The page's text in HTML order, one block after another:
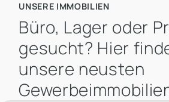
UNSERE IMMOBILIEN
Büro, Lager oder
gesucht? Hier
unsere neusten